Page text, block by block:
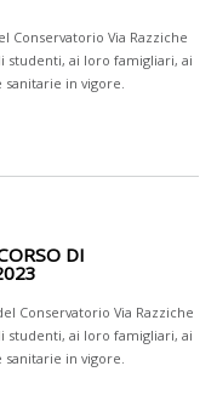
Conservatorio Via Razziche
studenti, ai loro famigliari, ai
in vigore.
DI
Conservatorio Via Razziche
studenti, ai loro famigliari, ai
in vigore.